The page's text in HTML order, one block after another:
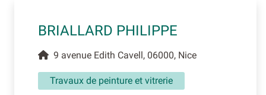
BRIALLARD PHILIPPE
9 avenue Edith Cavell, 06000, Nice
Travaux de peinture et vitrerie